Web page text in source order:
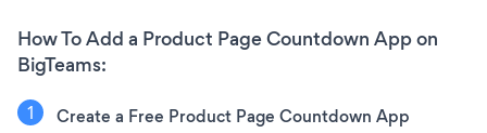
How To Add a Product Page Countdown App on
BigTeams:
Create a Free Product Page Countdown App